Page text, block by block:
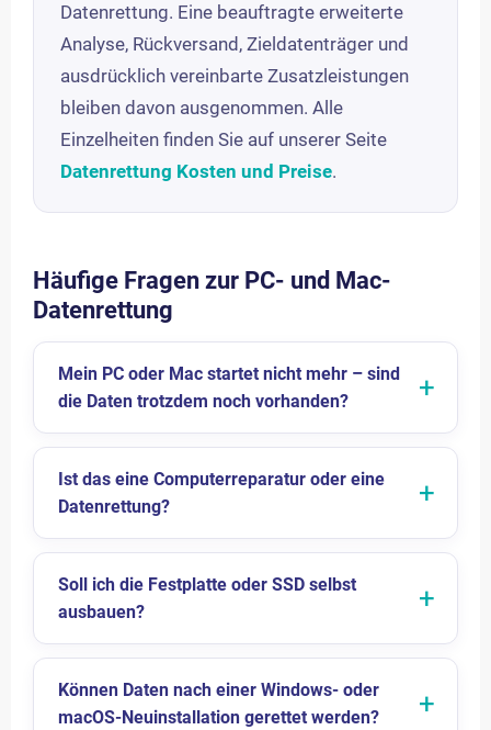
Datenrettung. Eine beauftragte erweiterte
Analyse, Rückversand, Zieldatenträger und
ausdrücklich vereinbarte Zusatzleistungen
bleiben davon ausgenommen. Alle
Einzelheiten finden Sie auf unserer Seite
Datenrettung Kosten und Preise.
Häufige Fragen zur PC- und Mac-
Datenrettung
Mein PC oder Mac startet nicht mehr – sind
die Daten trotzdem noch vorhanden?
Ist das eine Computerreparatur oder eine
Datenrettung?
Soll ich die Festplatte oder SSD selbst
ausbauen?
Können Daten nach einer Windows- oder
macOS-Neuinstallation gerettet werden?